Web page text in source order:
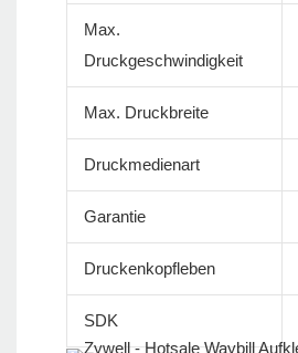
Max.
Druckgeschwindigkeit
Max. Druckbreite
Druckmedienart
Garantie
Druckenkopfleben
SDK